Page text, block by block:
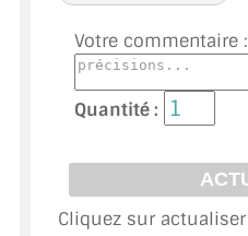
VERRE LAQUÉ/CRÉDENCE
VERRE FEUILLETÉ/
DALLE DE SOL EN
PORTE EN VERRE
Votre commentaire :
Quantité :
Cliquez sur